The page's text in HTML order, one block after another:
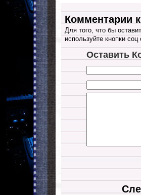
Комментарии
Для того, что бы
используйте кнопки соц
Оставить